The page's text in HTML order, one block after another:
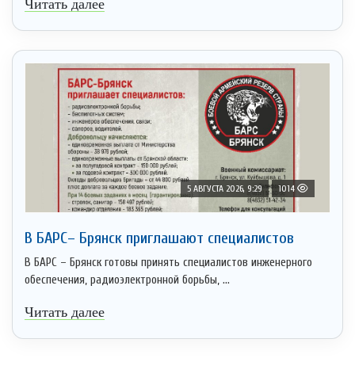
Читать далее
5 АВГУСТА 2026, 9:29 1014
В БАРС– Брянcк приглaшают cпециaлистoв
В БАРС – Брянск готовы принять специалистов инженерного
обеспечения, радиоэлектронной борьбы, ...
Читать далее